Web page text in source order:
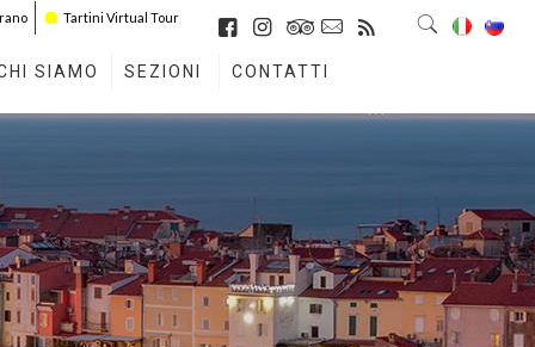
Tartini Virtual Tour
SIAMO SEZIONI CONTATTI